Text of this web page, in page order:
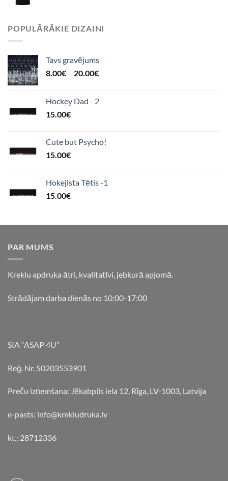
POPULĀRĀKIE DIZAINI
Tavs gravējums
8.00€ – 20.00€
Hockey Dad - 2
15.00€
Cute but Psycho!
15.00€
Hokejista Tētis -1
15.00€
PAR MUMS
Kreklu apdruka ātri, kvalitatīvi, jebkurā apjomā.
Strādājam darba dienās no 10:00-17:00
SIA “ASAP 4U”
Reģ. Nr. 50203553901
Preču izņemšana: Jēkabpils iela 12, Rīga, LV-1003, Latvija
e-pasts: info@krekludruka.lv
kt.: 28712336